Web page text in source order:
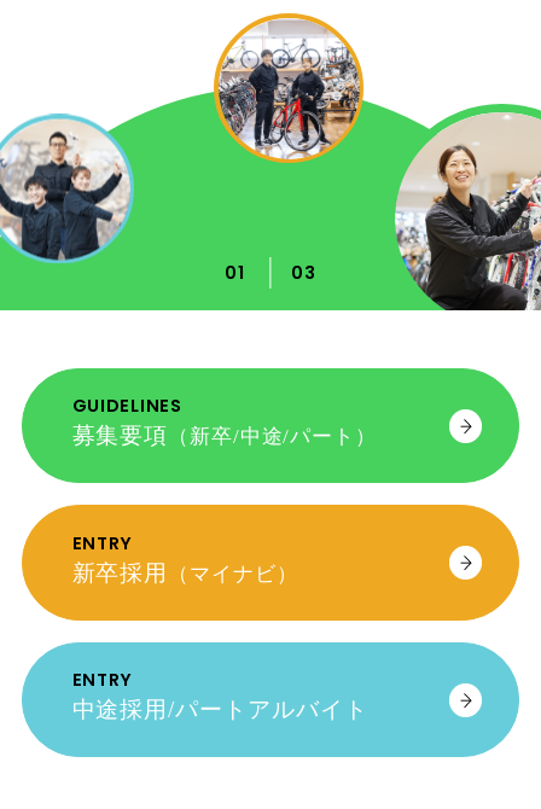
01 03
GUIDELINES
募集要項 （新卒/中途/パート）
ENTRY
新卒採用 （マイナビ）
ENTRY
中途採用/パートアルバイト